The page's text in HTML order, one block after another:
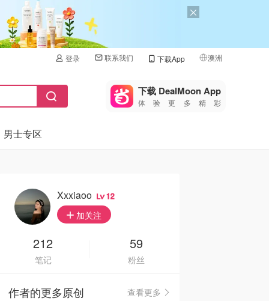
登录 联系我们 下载App 澳洲
🇺🇸
🇨🇳 中国
🇦🇺
🇳🇿新西兰
下载 DealMoon App
体验更多精彩
男士专区
Xxxiaoo 12
加关注
212
笔记
59
粉丝
作者的更多原创
查看更多